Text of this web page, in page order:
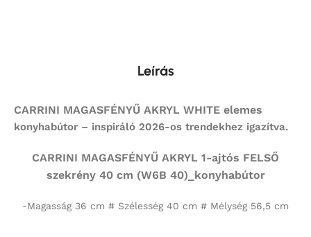
Leírás
CARRINI MAGASFÉNYŰ AKRYL WHITE elemes
konyhabútor – inspiráló 2026-os trendekhez igazítva.
CARRINI MAGASFÉNYŰ AKRYL 1-ajtós FELSŐ
szekrény 40 cm (W6B 40)_konyhabútor
-Magasság 36 cm # Szélesség 40 cm # Mélység 56,5 cm